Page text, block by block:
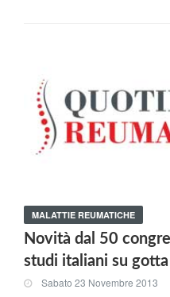
MALATTIE REUMATICHE
Novità dal 50
studi italiani su
Sabato 23 Novembre 2013